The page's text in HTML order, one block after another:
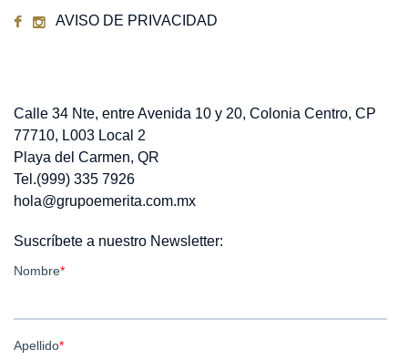
AVISO DE PRIVACIDAD
Calle 34 Nte, entre Avenida 10 y 20, Colonia Centro, CP
77710, L003 Local 2
Playa del Carmen, QR
Tel.(999) 335 7926
hola@grupoemerita.com.mx
Suscríbete a nuestro Newsletter: